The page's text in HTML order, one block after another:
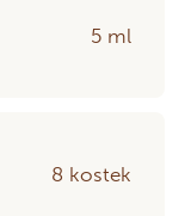
5 ml
8 kostek